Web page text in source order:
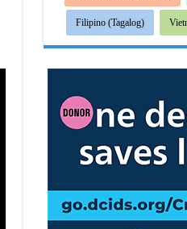
Filipino (Tagalog)